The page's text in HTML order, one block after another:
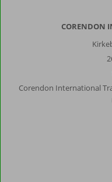
CORENDON
Corendon International